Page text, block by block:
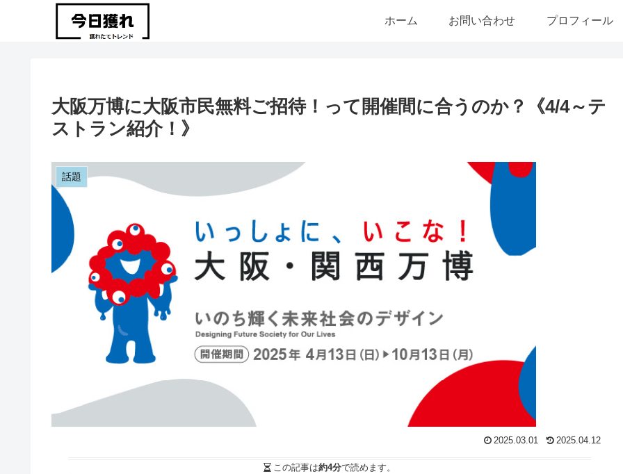
ホーム お問い合わせ プロフィール
大阪万博に大阪市民無料ご招待！って開催間に合うのか？《4/4～テ
ストラン紹介！》
話題
2025.03.01 2025.04.12
この記事は約4分で読めます。